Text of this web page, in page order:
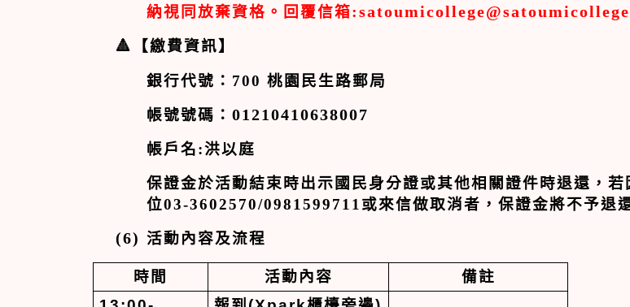
納視同放棄資格。回覆信箱
🔺
【繳費資訊】
銀行代號： 700桃園民生路郵局
帳號號碼：01210410638007
帳戶名:洪以庭
保證金於活動結束時出示國民身分證或其他相關證件時退還，
位03-3602570/0981599711 或來信做取消者，保證金將不予退
(6) 活動內容及流程
時 間 活動內容
備註